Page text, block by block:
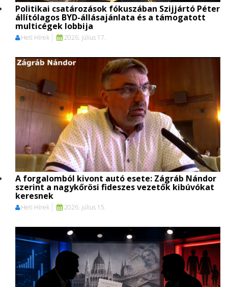
Politikai csatározások fókuszában Szijjártó Péter
állítólagos BYD-állásajánlata és a támogatott
multicégek lobbija
Heti Hírek 2026. július 17.
A forgalomból kivont autó esete: Zágráb Nándor
szerint a nagykőrösi fideszes vezetők kibúvókat
keresnek
Heti Hírek 2026. július 15.